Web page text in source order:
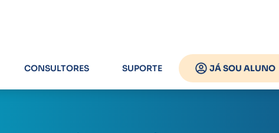
CONSULTORES SUPORTE JÁ SOU ALUNO